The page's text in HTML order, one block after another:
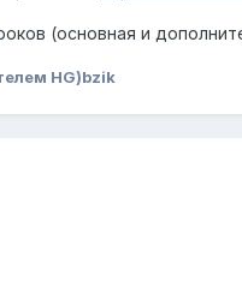
(основная и
HG)bzik